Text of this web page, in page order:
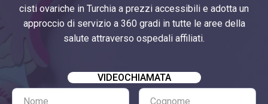
cisti ovariche in Turchia a prezzi accessibili e adotta un
approccio di servizio a 360 gradi in tutte le aree della
salute attraverso ospedali affiliati.
VIDEOCHIAMATA